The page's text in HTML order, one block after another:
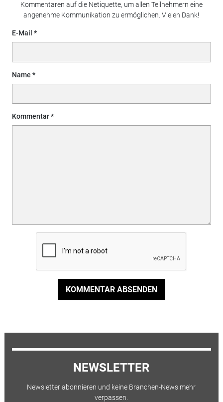
Kommentaren auf die Netiquette, um allen Teilnehmern eine
angenehme Kommunikation zu ermöglichen. Vielen Dank!
E-Mail
Name
Kommentar
KOMMENTAR ABSENDEN
NEWSLETTER
Newsletter abonnieren und keine Branchen-News mehr
verpassen.